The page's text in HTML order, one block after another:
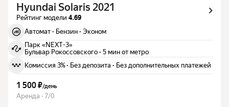
Hyundai Solaris 2021
Рейтинг модели 4.69
Автомат · Бензин · Эконом
Парк «NEXT-3»
Бульвар Рокоссовского · 5 мин от метро
Комиссия 3%· Без депозита · Без дополнительных платежей
1 500 ₽/день
Аренда · 7/0